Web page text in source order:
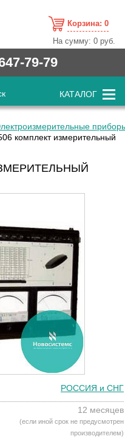
Корзина: 0
На сумму:0 руб.
79-79
КАТАЛОГ
комплект измерительный
РОССИЯ и СНГ
12 месяцев
(если иной срок не предусмотрен
производителем)